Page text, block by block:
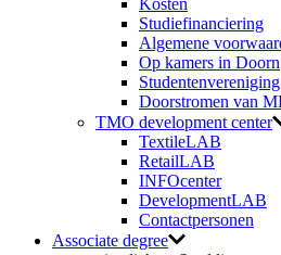
Kosten
Studiefinanciering
Algemene
Op kamers in Doorn
Studentenvereniging
Doorstromen van
TMO development center
TextileLAB
RetailLAB
INFOcenter
DevelopmentLAB
Contactpersonen
Associate degree